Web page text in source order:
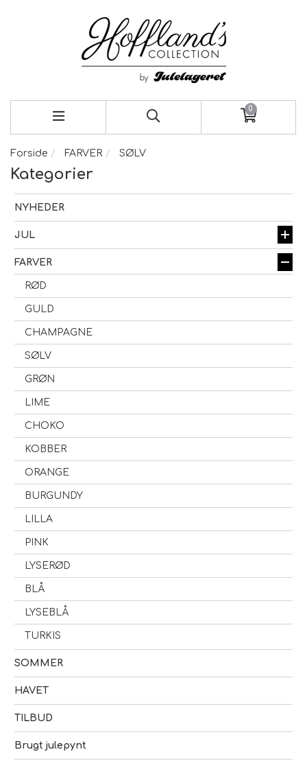
0
Forside FARVER SØLV
Kategorier
NYHEDER
JUL
FARVER
RØD
GULD
CHAMPAGNE
SØLV
GRØN
LIME
CHOKO
KOBBER
ORANGE
BURGUNDY
LILLA
PINK
LYSERØD
BLÅ
LYSEBLÅ
TURKIS
SOMMER
HAVET
TILBUD
Brugt julepynt